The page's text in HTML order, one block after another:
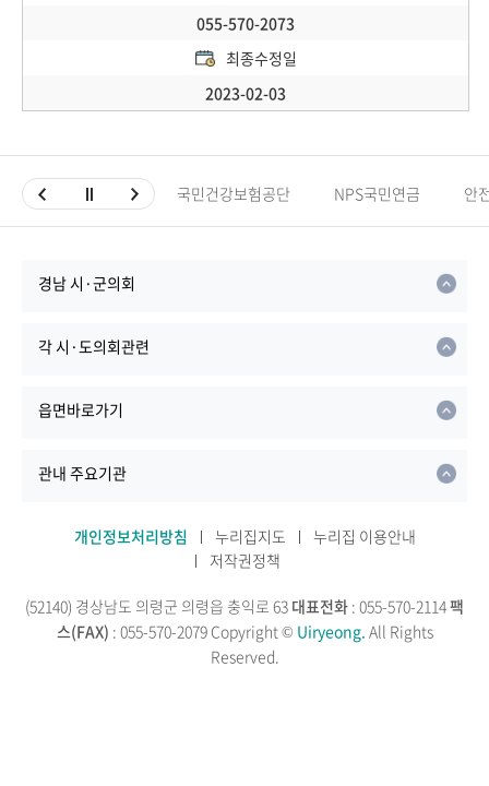
055-570-2073
최종수정일
2023-02-03
국민건강보험공단 NPS국민연금 안
경남 시·군의회
각 시·도의회관련
읍면바로가기
관내 주요기관
개인정보처리방침 누리집지도
누리집 이용안내
저작권정책
(52140) 경상남도 의령군 의령읍 충익로 63 대표전화 : 055-570-2114팩
스(FAX) : 055-570-2079 Copyright © Uiryeong. All Rights
Reserved.